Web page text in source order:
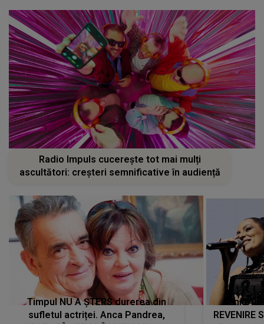
Radio Impuls cucerește tot mai mulți
ascultători: creșteri semnificative în audiență
Timpul NU A ȘTERS durerea din
sufletul actriței. Anca Pandrea,
Tania
REVENIRE